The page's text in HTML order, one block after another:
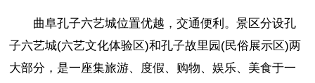
曲阜孔子六艺城位置优越，交通便利。景区分设孔
子六艺城(六艺文化体验区)和孔子故里园(民俗展示区)两
大部分，是一座集旅游、度假、购物、娱乐、美食于一